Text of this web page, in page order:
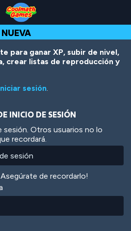
para ganar XP, subir de nivel,
crear listas de reproducción y
sesión.
INICIO DE SESIÓN
sesión. Otros usuarios no lo
recordará.
de recordarlo!